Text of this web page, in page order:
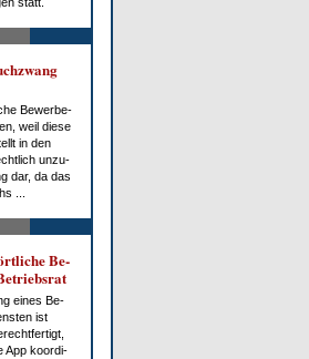
Be­wer­be­
weil die­se
in den
un­zu­
dar, da das
...
Be­
ei­nes Be­
ist
App ko­or­di­